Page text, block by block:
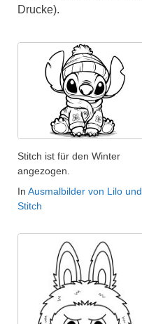
Drucke).
Stitch ist für den Winter
angezogen.
In Ausmalbilder von Lilo und
Stitch